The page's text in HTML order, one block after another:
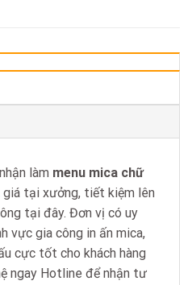
làm menu mica chữ
giá tại xưởng, tiết kiệm lên
tại đây. Đơn vị có uy
vực gia công in ấn mica,
cực tốt cho khách hàng
ngay Hotline để nhận tư